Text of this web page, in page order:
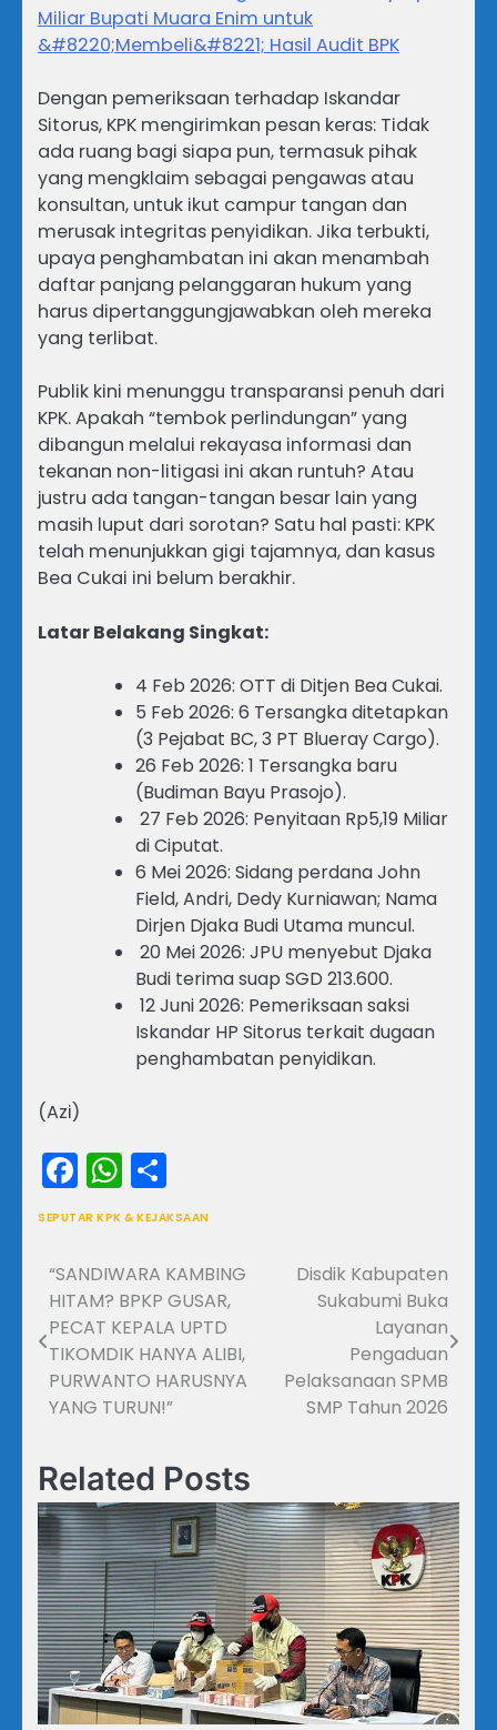
Miliar Bupati Muara Enim untuk
&#8220;Membeli&#8221; Hasil Audit BPK
Dengan pemeriksaan terhadap Iskandar
Sitorus, KPK mengirimkan pesan keras: Tidak
ada ruang bagi siapa pun, termasuk pihak
yang mengklaim sebagai pengawas atau
konsultan, untuk ikut campur tangan dan
merusak integritas penyidikan. Jika terbukti,
upaya penghambatan ini akan menambah
daftar panjang pelanggaran hukum yang
harus dipertanggungjawabkan oleh mereka
yang terlibat.
Publik kini menunggu transparansi penuh dari
KPK. Apakah “tembok perlindungan” yang
dibangun melalui rekayasa informasi dan
tekanan non-litigasi ini akan runtuh? Atau
justru ada tangan-tangan besar lain yang
masih luput dari sorotan? Satu hal pasti: KPK
telah menunjukkan gigi tajamnya, dan kasus
Bea Cukai ini belum berakhir.
Latar Belakang Singkat:
4 Feb 2026: OTT di Ditjen Bea Cukai.
5 Feb 2026: 6 Tersangka ditetapkan
(3 Pejabat BC, 3 PT Blueray Cargo).
26 Feb 2026: 1 Tersangka baru
(Budiman Bayu Prasojo).
27 Feb 2026: Penyitaan Rp5,19 Miliar
di Ciputat.
6 Mei 2026: Sidang perdana John
Field, Andri, Dedy Kurniawan; Nama
Dirjen Djaka Budi Utama muncul.
20 Mei 2026: JPU menyebut Djaka
Budi terima suap SGD 213.600.
12 Juni 2026: Pemeriksaan saksi
Iskandar HP Sitorus terkait dugaan
penghambatan penyidikan.
(Azi)
Facebook
WhatsApp
SEPUTAR KPK & KEJAKSAAN
Navigasi
pos
“SANDIWARA KAMBING
HITAM? BPKP GUSAR,
PECAT KEPALA UPTD
TIKOMDIK HANYA ALIBI,
PURWANTO HARUSNYA
YANG TURUN!”
Disdik Kabupaten
Sukabumi Buka
Layanan
Pengaduan
Pelaksanaan SPMB
SMP Tahun 2026
Related Posts